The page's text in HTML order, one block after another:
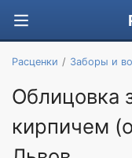
Расценки Заборы и
Облицовка
кирпичем